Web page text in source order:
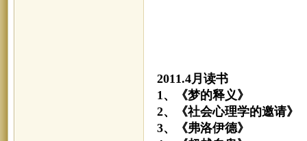
2011.4月读书
1、《梦的释义
2、《社会心理学的邀
3、《弗洛伊德》